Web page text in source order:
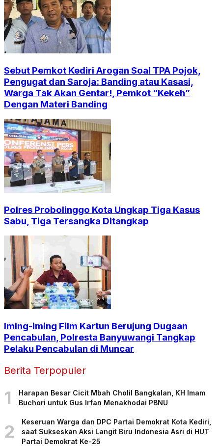
Sebut Pemkot Kediri Arogan Soal TPA Pojok,
Pengugat dan Saroja: Banding atau Kasasi,
Warga Tak Akan Gentar!, Pemkot “Kekeh”
Dengan Materi Banding
Polres Probolinggo Kota Ungkap Tiga Kasus
Sabu, Tiga Tersangka Ditangkap
Iming-iming Film Kartun Berujung Dugaan
Pencabulan, Polresta Banyuwangi Tangkap
Pelaku Pencabulan di Muncar
Berita Terpopuler
1
Harapan Besar Cicit Mbah Cholil Bangkalan, KH Imam
Buchori untuk Gus Irfan Menakhodai PBNU
2
Keseruan Warga dan DPC Partai Demokrat Kota Kediri,
saat Sukseskan Aksi Langit Biru Indonesia Asri di HUT
Partai Demokrat Ke-25